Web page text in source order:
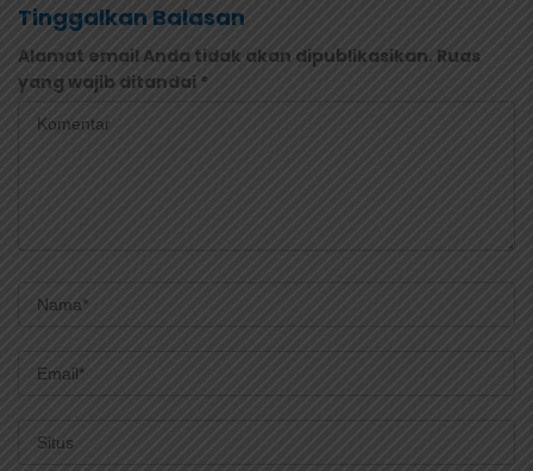
Tinggalkan Balasan
Alamat email Anda tidak akan dipublikasikan. Ruas
yang wajib ditandai *